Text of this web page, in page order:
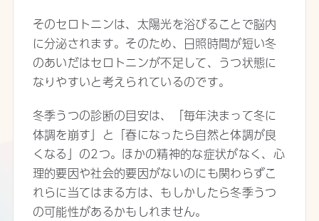
そのセロトニンは、太陽光を浴びることで脳内
に分泌されます。そのため、日照時間が短い冬
のあいだはセロトニンが不足して、うつ状態に
なりやすいと考えられているのです。
冬季うつの診断の目安は、「毎年決まって冬に
体調を崩す」と「春になったら自然と体調が良
くなる」の2つ。ほかの精神的な症状がなく、心
理的要因や社会的要因がないのにも関わらずこ
れらに当てはまる方は、もしかしたら冬季うつ
の可能性があるかもしれません。